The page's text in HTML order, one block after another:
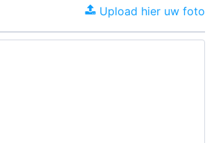
Upload hier uw foto